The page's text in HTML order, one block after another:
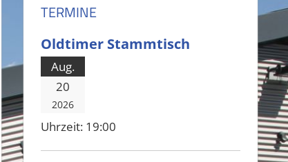
TERMINE
Oldtimer Stammtisch
Aug.
20
2026
Uhrzeit: 19:00